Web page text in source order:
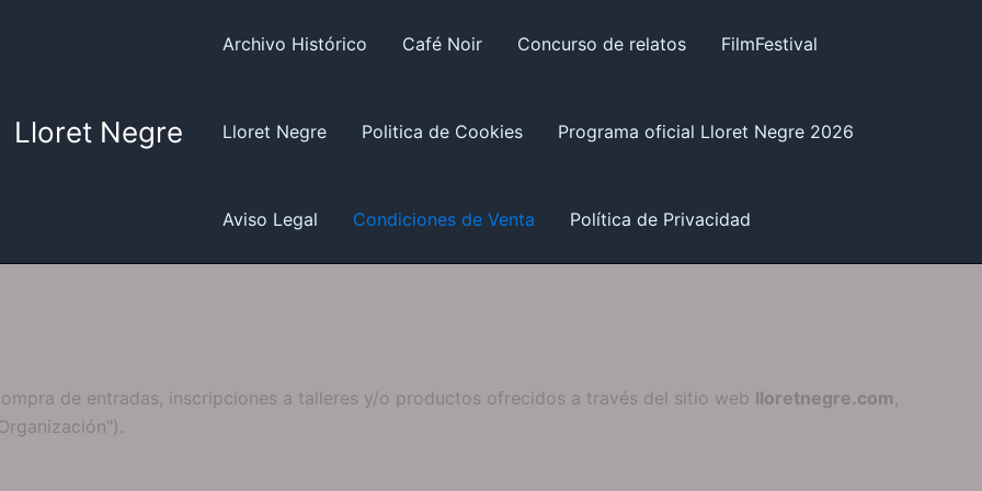
Lloret Negre
Archivo Histórico Café Noir Concurso de relatos FilmFestival
Lloret Negre Politica de Cookies Programa oficial Lloret Negre 2026
Aviso Legal Condiciones de Venta Política de Privacidad
de entradas, inscripciones a talleres y/o productos ofrecidos a través del sitio web lloretnegre.com,